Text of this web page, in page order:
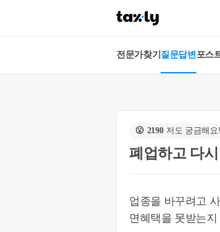
전문가찾기 질문답변 포스
😮 2190 저도 궁금해요!
폐업하고 다
업종을 바꾸려고
면혜택을 못받는